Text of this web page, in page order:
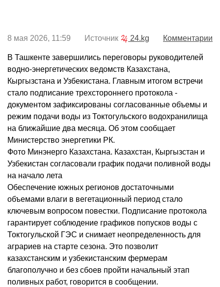
8 мая 2026, 11:59 Источник 24.kg Комментарии
В Ташкенте завершились переговоры руководителей
водно-энергетических ведомств Казахстана,
Кыргызстана и Узбекистана. Главным итогом встречи
стало подписание трехстороннего протокола -
документом зафиксированы согласованные объемы и
режим подачи воды из Токтогульского водохранилища
на ближайшие два месяца. Об этом сообщает
Министерство энергетики РК.
Фото Минэнерго Казахстана. Казахстан, Кыргызстан и
Узбекистан согласовали график подачи поливной воды
на начало лета
Обеспечение южных регионов достаточными
объемами влаги в вегетационный период стало
ключевым вопросом повестки. Подписание протокола
гарантирует соблюдение графиков попусков воды с
Токтогульской ГЭС и снимает неопределенность для
аграриев на старте сезона. Это позволит
казахстанским и узбекистанским фермерам
благополучно и без сбоев пройти начальный этап
поливных работ, говорится в сообщении.